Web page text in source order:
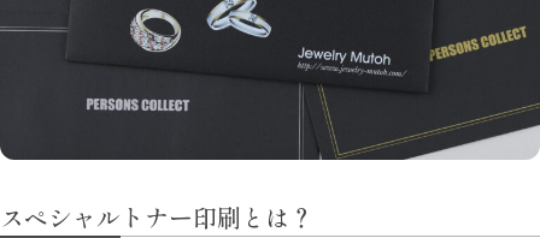
スペシャルトナー印刷とは？